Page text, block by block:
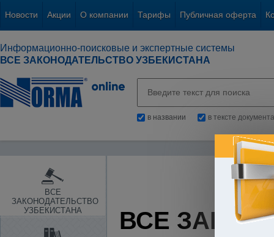
Новости Акции О компании Тарифы Публичная оферта
Информационно-поисковые и экспертные системы
ВСЕ ЗАКОНОДАТЕЛЬСТВО УЗБЕКИСТАНА
в названии в тексте документа
ВСЕ
ЗАКОНОДАТЕЛЬСТВО
УЗБЕКИСТАНА
ВСЕ